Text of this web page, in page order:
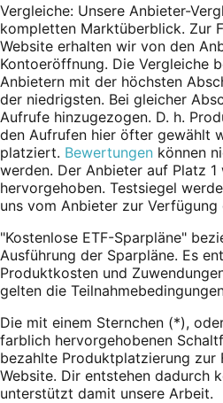
Vergleiche: Unsere Anbieter-
kompletten Marktüberblick. Zur
Website erhalten wir von den
Kontoeröffnung. Die Vergleiche
Anbietern mit der höchsten
der niedrigsten. Bei gleicher
Aufrufe hinzugezogen. D. h.
den Aufrufen hier öfter gewählt
platziert. Bewertungen können
werden. Der Anbieter auf Platz
hervorgehoben. Testsiegel
uns vom Anbieter zur
"Kostenlose ETF-Sparpläne"
Ausführung der Sparpläne. Es
Produktkosten und
gelten die
Die mit einem Sternchen (*),
farblich hervorgehobenen
bezahlte Produktplatzierung zur
Website. Dir entstehen dadurch
unterstützt damit unsere Arbeit.